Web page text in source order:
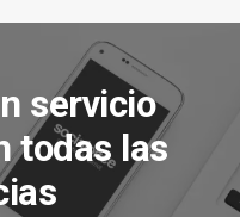
servicio
todas las